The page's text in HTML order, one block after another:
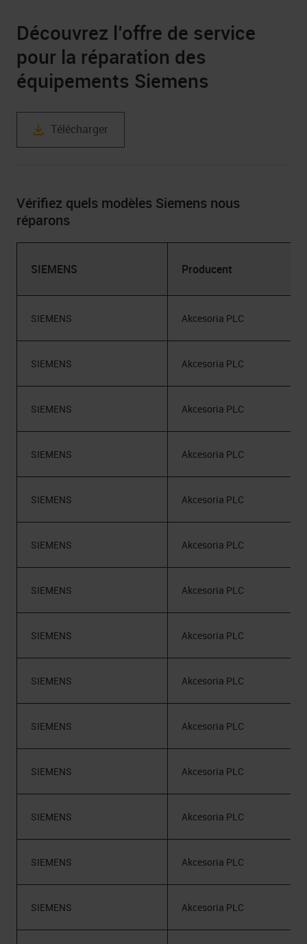
Découvrez l’offre de service
pour la réparation des
équipements Siemens
Télécharger
Vérifiez quels modèles Siemens nous
réparons
SIEMENS Producent
SIEMENS Akcesoria PLC
SIEMENS Akcesoria PLC
SIEMENS Akcesoria PLC
SIEMENS Akcesoria PLC
SIEMENS Akcesoria PLC
SIEMENS Akcesoria PLC
SIEMENS Akcesoria PLC
SIEMENS Akcesoria PLC
SIEMENS Akcesoria PLC
SIEMENS Akcesoria PLC
SIEMENS Akcesoria PLC
SIEMENS Akcesoria PLC
SIEMENS Akcesoria PLC
SIEMENS Akcesoria PLC